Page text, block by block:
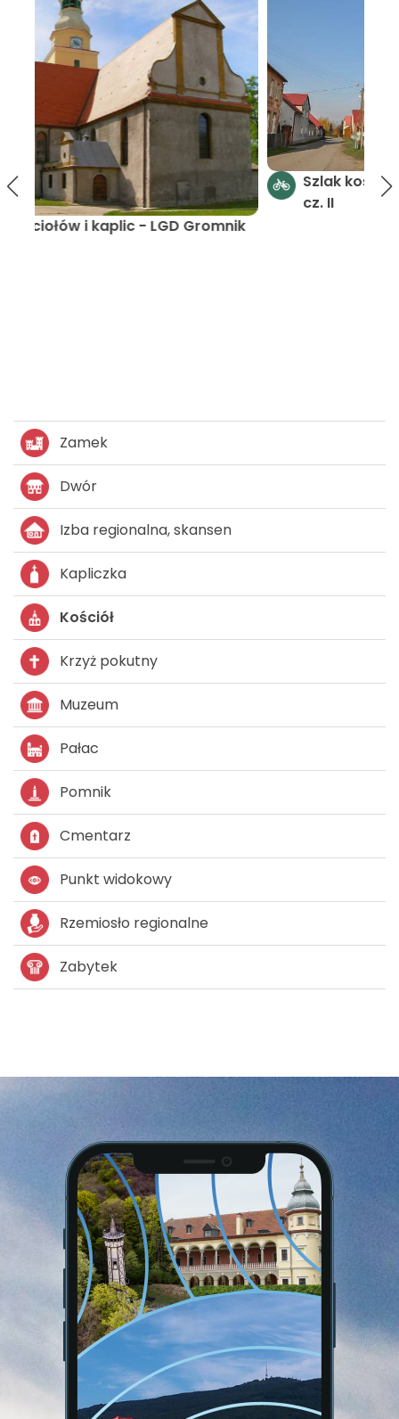
Szlak kościołów i kaplic LGD Gromnik -
cz. II
Zamek
Dwór
Izba regionalna, skansen
Kapliczka
Kościół
Krzyż pokutny
Muzeum
Pałac
Pomnik
Cmentarz
Punkt widokowy
Rzemiosło regionalne
Zabytek